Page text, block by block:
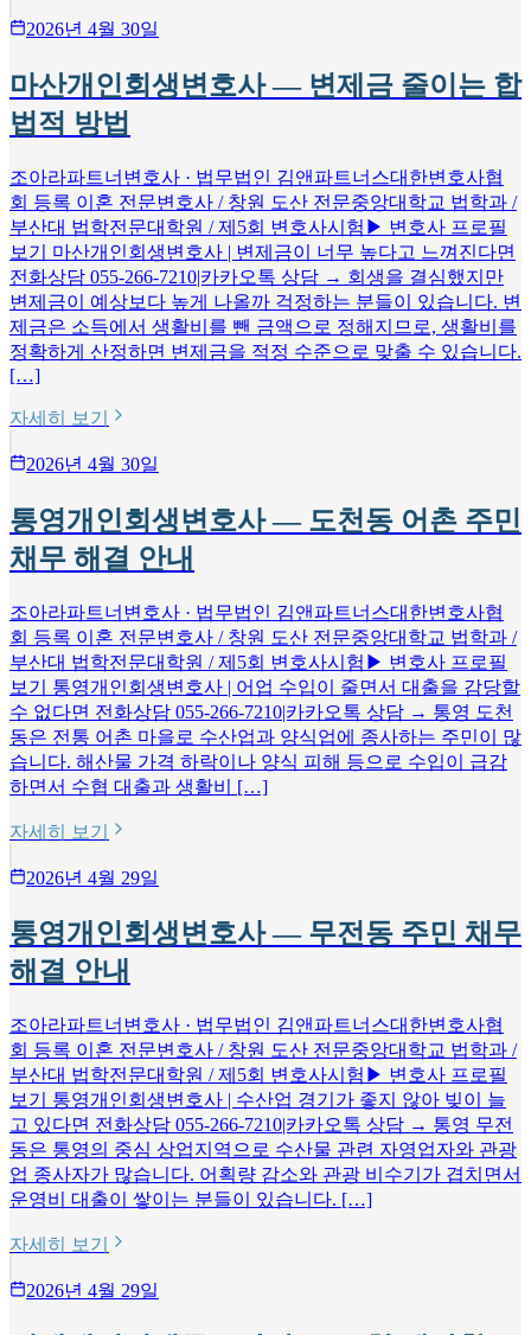
2026년 4월 30일
마산개인회생변호사 — 변제금 줄이는 합
법적 방법
조아라파트너변호사 · 법무법인 김앤파트너스대한변호사협
회 등록 이혼 전문변호사 / 창원 도산 전문중앙대학교 법학과 /
부산대 법학전문대학원 / 제5회 변호사시험▶ 변호사 프로필
보기 마산개인회생변호사 | 변제금이 너무 높다고 느껴진다면
전화상담 055-266-7210|카카오톡 상담 → 회생을 결심했지만
변제금이 예상보다 높게 나올까 걱정하는 분들이 있습니다. 변
제금은 소득에서 생활비를 뺀 금액으로 정해지므로, 생활비를
정확하게 산정하면 변제금을 적정 수준으로 맞출 수 있습니다.
[…]
자세히 보기
2026년 4월 30일
통영개인회생변호사 — 도천동 어촌 주민
채무 해결 안내
조아라파트너변호사 · 법무법인 김앤파트너스대한변호사협
회 등록 이혼 전문변호사 / 창원 도산 전문중앙대학교 법학과 /
부산대 법학전문대학원 / 제5회 변호사시험▶ 변호사 프로필
보기 통영개인회생변호사 | 어업 수입이 줄면서 대출을 감당할
수 없다면 전화상담 055-266-7210|카카오톡 상담 → 통영 도천
동은 전통 어촌 마을로 수산업과 양식업에 종사하는 주민이 많
습니다. 해산물 가격 하락이나 양식 피해 등으로 수입이 급감
하면서 수협 대출과 생활비 […]
자세히 보기
2026년 4월 29일
통영개인회생변호사 — 무전동 주민 채무
해결 안내
조아라파트너변호사 · 법무법인 김앤파트너스대한변호사협
회 등록 이혼 전문변호사 / 창원 도산 전문중앙대학교 법학과 /
부산대 법학전문대학원 / 제5회 변호사시험▶ 변호사 프로필
보기 통영개인회생변호사 | 수산업 경기가 좋지 않아 빚이 늘
고 있다면 전화상담 055-266-7210|카카오톡 상담 → 통영 무전
동은 통영의 중심 상업지역으로 수산물 관련 자영업자와 관광
업 종사자가 많습니다. 어획량 감소와 관광 비수기가 겹치면서
운영비 대출이 쌓이는 분들이 있습니다. […]
자세히 보기
2026년 4월 29일